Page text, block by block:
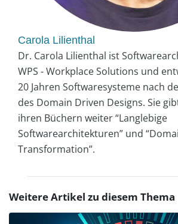
Carola Lilienthal
Dr. Carola Lilienthal ist
WPS - Workplace Solutions und
20 Jahren Softwaresysteme nach
des Domain Driven Designs. Sie
ihren Büchern weiter “Langlebige
Softwarearchitekturen” und
Transformation”.
Weitere Artikel zu diesem Thema